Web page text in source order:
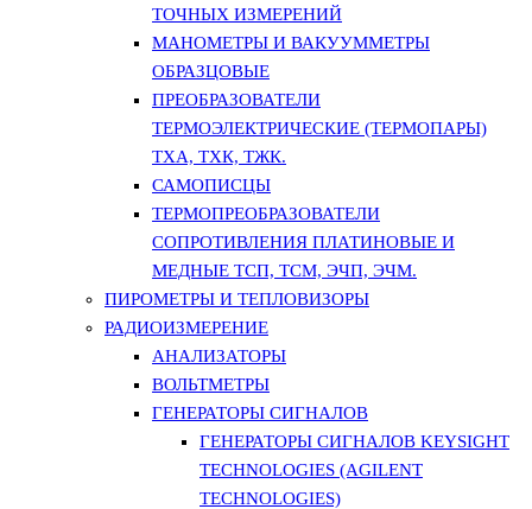
ТОЧНЫХ ИЗМЕРЕНИЙ
МАНОМЕТРЫ И ВАКУУММЕТРЫ
ОБРАЗЦОВЫЕ
ПРЕОБРАЗОВАТЕЛИ
ТЕРМОЭЛЕКТРИЧЕСКИЕ (ТЕРМОПАРЫ)
ТХА, ТХК, ТЖК.
САМОПИСЦЫ
ТЕРМОПРЕОБРАЗОВАТЕЛИ
СОПРОТИВЛЕНИЯ ПЛАТИНОВЫЕ И
МЕДНЫЕ ТСП, ТСМ, ЭЧП, ЭЧМ.
ПИРОМЕТРЫ И ТЕПЛОВИЗОРЫ
РАДИОИЗМЕРЕНИЕ
АНАЛИЗАТОРЫ
ВОЛЬТМЕТРЫ
ГЕНЕРАТОРЫ СИГНАЛОВ
ГЕНЕРАТОРЫ СИГНАЛОВ KEYSIGHT
TECHNOLOGIES (AGILENT
TECHNOLOGIES)